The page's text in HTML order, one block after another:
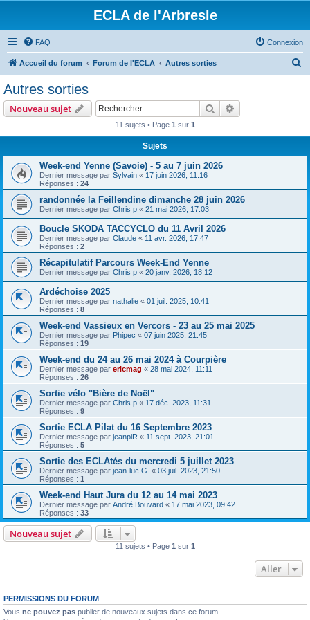
ECLA de l'Arbresle
FAQ Connexion
Accueil du forum Forum de l'ECLA Autres sorties
Autres sorties
Nouveau sujet Rechercher
11 sujets • Page 1 sur 1
Sujets
Week-end Yenne (Savoie) - 5 au 7 juin 2026
Dernier message par Sylvain « 17 juin 2026, 11:16
Réponses : 24
randonnée la Feillendine dimanche 28 juin 2026
Dernier message par Chris p « 21 mai 2026, 17:03
Boucle SKODA TACCYCLO du 11 Avril 2026
Dernier message par Claude « 11 avr. 2026, 17:47
Réponses : 2
Récapitulatif Parcours Week-End Yenne
Dernier message par Chris p « 20 janv. 2026, 18:12
Ardéchoise 2025
Dernier message par nathalie « 01 juil. 2025, 10:41
Réponses : 8
Week-end Vassieux en Vercors - 23 au 25 mai 2025
Dernier message par Phipec « 07 juin 2025, 21:45
Réponses : 19
Week-end du 24 au 26 mai 2024 à Courpière
Dernier message par ericmag « 28 mai 2024, 11:11
Réponses : 26
Sortie vélo "Bière de Noël"
Dernier message par Chris p « 17 déc. 2023, 11:31
Réponses : 9
Sortie ECLA Pilat du 16 Septembre 2023
Dernier message par jeanpiR « 11 sept. 2023, 21:01
Réponses : 5
Sortie des ECLAtés du mercredi 5 juillet 2023
Dernier message par jean-luc G. « 03 juil. 2023, 21:50
Réponses : 1
Week-end Haut Jura du 12 au 14 mai 2023
Dernier message par André Bouvard « 17 mai 2023, 09:42
Réponses : 33
Nouveau sujet
11 sujets • Page 1 sur 1
Aller
PERMISSIONS DU FORUM
Vous ne pouvez pas publier de nouveaux sujets dans ce forum